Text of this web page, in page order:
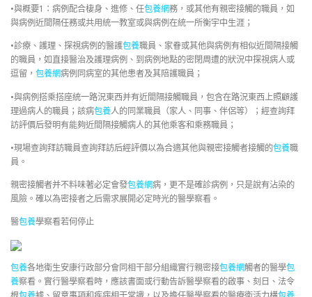
•與概要1：病例配合棲身、進修、任包養網務，或其他有親密接觸的職員，如
與病例近間隔任務或共用統一教室或與病例在統一所衡宇中生涯；
•診療、護理、探視病例的醫護包養職員、家眷或其他與病例有相似近間隔接觸
的職員，如直接醫治及護理病例、到病例地點的密閉周遭的狀況中探視病人或
逗留， 包養網病例同病室的其他患者及其陪護職員；
•與病例搭乘搭座統一路況東西并有近間隔接觸職員，包含在路況東西上照顧護
理過病人的職員；該病包養人的同業職員（家人、同事、伴侶等）；經查詢拜
訪評價后發明有能夠近間隔接觸病人的其他乘客和乘務職員；
•現場查詢拜訪職員查詢拜訪后經評價以為合適其他與親密接觸者接觸的包養職
員。
親密接觸者并不料味著必定會發包養網病，更不是確診病例，只是說有沾染的
風險。確以為密接者之后需求展開必定時光的醫學察看。
醫包養學察看若何停止
包養各地衛生安康行政部分會同相干部分組織實行親密接包養網觸者的醫學包
養察看。實行醫學察看時，應該書面或行動告訴醫學察看的啟事、刻日、法令